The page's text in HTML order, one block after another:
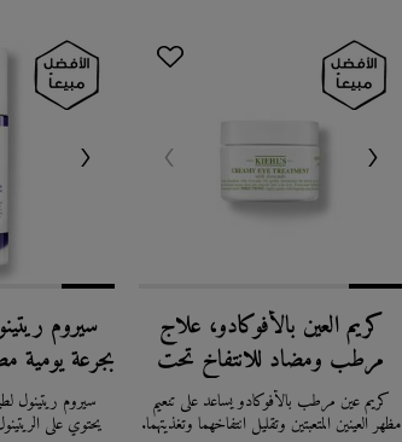
كريم العين بالأفوكادو، علاج
مرطب ومضاد للانتفاخ تحت
العين
كريم عين مرطب بالأفوكادو يساعد على تنعيم
مظهر العينين المتعبتين وتقليل انتفاخهما وتغذيتهما.
سيروم
بجرعة
مضاد
سيروم ريتينول
يحتوي على